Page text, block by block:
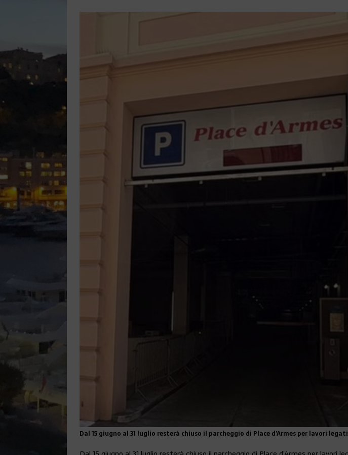
Dal 15 giugno al 31 luglio resterà chiuso il parcheggio di Place d’Armes per lavori